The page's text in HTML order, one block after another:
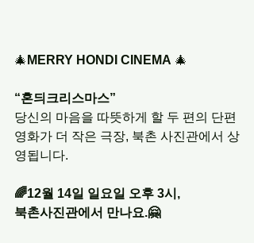
🎄 MERRY HONDI CINEMA 🎄
“혼듸크리스마스”
당신의 마음을 따뜻하게 할 두 편의 단편
영화가 더 작은 극장, 북촌 사진관에서 상
영됩니다.
🌈12월 14일 일요일 오후 3시,
북촌사진관에서 만나요.🤗